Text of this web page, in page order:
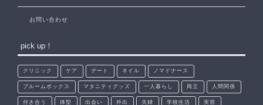
お問い合わせ
pick up！
クリニック ケア デート ネイル ノマドナース
ブルームボックス マタニティグッズ 一人暮らし 両立 人間関係
付き合う 体型 出会い 外出 夫婦 学校生活 実習